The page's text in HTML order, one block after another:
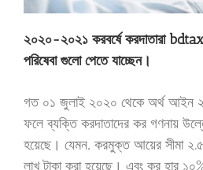
২০২০-২০২১ করবর্ষে করদাতারা
পরিষেবা গুলো পেতে যাচ্ছেন।
গত ০১ জুলাই ২০২০ থেকে অর্থ আইন
ফলে ব্যক্তি করদাতাদের কর গণনায়
হয়েছে। যেমন, করমুক্ত আয়ের সীমা ২.৫
লাখ টাকা করা হয়েছে। এবং কর হার